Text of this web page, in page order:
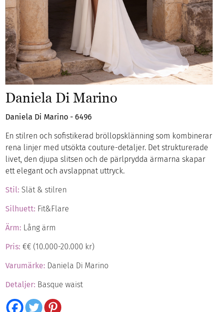
Daniela Di Marino
Daniela Di Marino - 6496
En stilren och sofistikerad bröllopsklänning som kombinerar
rena linjer med utsökta couture-detaljer. Det strukturerade
livet, den djupa slitsen och de pärlprydda ärmarna skapar
ett elegant och avslappnat uttryck.
Stil:Slät & stilren
Silhuett: Fit&Flare
Ärm: Lång ärm
Pris:€€ (10.000-20.000 kr)
Varumärke: Daniela Di Marino
Detaljer: Basque waist